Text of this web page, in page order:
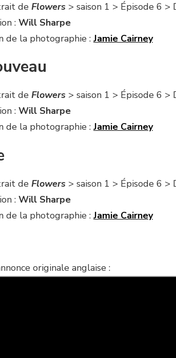
de Flowers > saison 1 > Épisode 6
: Will Sharpe
de la photographie : Jamie Cairney
de Flowers > saison 1 > Épisode 6
: Will Sharpe
de la photographie : Jamie Cairney
de Flowers > saison 1 > Épisode 6
: Will Sharpe
de la photographie : Jamie Cairney
originale anglaise :